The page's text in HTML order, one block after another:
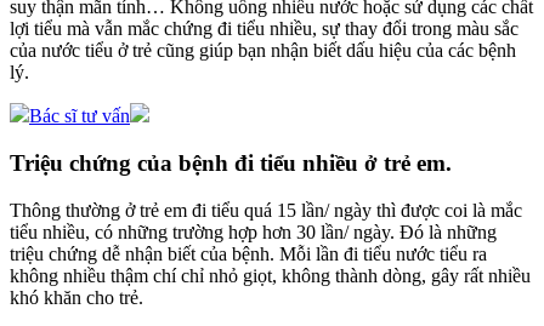
suy thận mãn tính… Không uống nhiều nước hoặc sử dụng các chất
lợi tiểu mà vẫn mắc chứng đi tiểu nhiều, sự thay đổi trong màu sắc
của nước tiểu ở trẻ cũng giúp bạn nhận biết dấu hiệu của các bệnh
lý.
Bác sĩ tư vấn
Triệu chứng của bệnh đi tiểu nhiều ở trẻ em.
Thông thường ở trẻ em đi tiểu quá 15 lần/ ngày thì được coi là mắc
tiểu nhiều, có những trường hợp hơn 30 lần/ ngày. Đó là những
triệu chứng dễ nhận biết của bệnh. Mỗi lần đi tiểu nước tiểu ra
không nhiều thậm chí chỉ nhỏ giọt, không thành dòng, gây rất nhiều
khó khăn cho trẻ.